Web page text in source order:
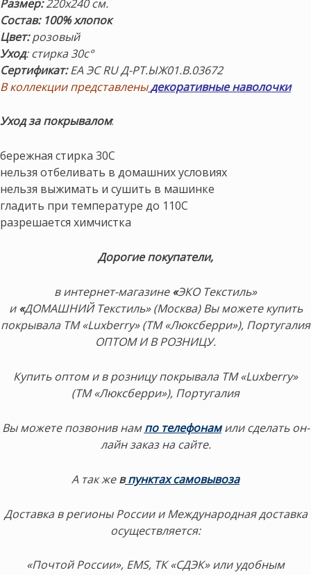
Размер:220х240 см.
Состав: 100% хлопок
Цвет:розовый
Уход: стирка 30с°
Сертификат:ЕА ЭС RU Д-РТ.ЫЖ01.В.03672
В коллекции представленыдекоративные наволочки
Уход за покрывалом:
бережная стирка 30С
нельзя отбеливать в домашних условиях
нельзя выжимать и сушить в машинке
гладить при температуре до 110С
разрешается химчистка
Дорогие покупатели,
в интернет-магазине«ЭКО Текстиль»
и«ДОМАШНИЙ Текстиль» (Москва) Вы можете купить
покрывала ТМ «Luxberry» (ТМ «Люксберри»), Португалия
ОПТОМ И В РОЗНИЦУ.
Купить оптом и в розницу покрывала ТМ «Luxberry»
(ТМ «Люксберри»), Португалия
Вы можете позвонив нампо телефонамили сделать он-
лайн заказ на сайте.
А так жевпунктах самовывоза
Доставка в регионы России и Международная доставка
осуществляется:
«Почтой России», EMS, ТК «СДЭК» или удобным